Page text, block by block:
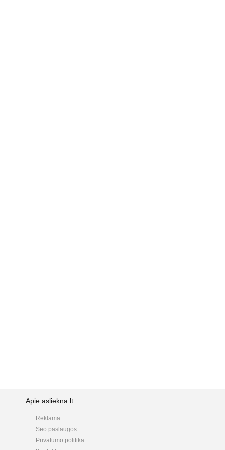
Apie asliekna.lt
Reklama
Seo paslaugos
Privatumo politika